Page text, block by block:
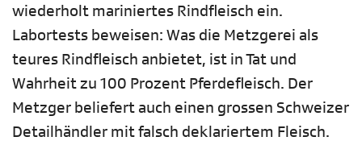
wiederholt mariniertes Rindfleisch ein.
Labortests beweisen: Was die Metzgerei als
teures Rindfleisch anbietet, ist in Tat und
Wahrheit zu 100 Prozent Pferdefleisch. Der
Metzger beliefert auch einen grossen Schweizer
Detailhändler mit falsch deklariertem Fleisch.